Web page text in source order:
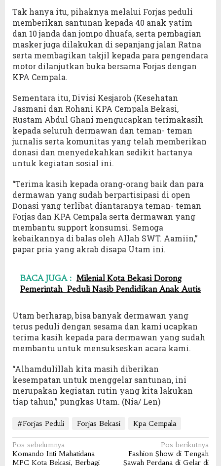
Tak hanya itu, pihaknya melalui Forjas peduli
memberikan santunan kepada 40 anak yatim
dan 10 janda dan jompo dhuafa, serta pembagian
masker juga dilakukan di sepanjang jalan Ratna
serta membagikan takjil kepada para pengendara
motor dilanjutkan buka bersama Forjas dengan
KPA Cempala.
Sementara itu, Divisi Kesjaroh (Kesehatan
Jasmani dan Rohani KPA Cempala Bekasi,
Rustam Abdul Ghani mengucapkan terimakasih
kepada seluruh dermawan dan teman- teman
jurnalis serta komunitas yang telah memberikan
donasi dan menyedekahkan sedikit hartanya
untuk kegiatan sosial ini.
“Terima kasih kepada orang-orang baik dan para
dermawan yang sudah berpartisipasi di open
Donasi yang terlibat diantaranya teman- teman
Forjas dan KPA Cempala serta dermawan yang
membantu support konsumsi. Semoga
kebaikannya di balas oleh Allah SWT. Aamiin,”
papar pria yang akrab disapa Utam ini.
BACA JUGA : Milenial Kota Bekasi Dorong
Pemerintah Peduli Nasib Pendidikan Anak Autis
Utam berharap, bisa banyak dermawan yang
terus peduli dengan sesama dan kami ucapkan
terima kasih kepada para dermawan yang sudah
membantu untuk mensukseskan acara kami.
“Alhamdulillah kita masih diberikan
kesempatan untuk menggelar santunan, ini
merupakan kegiatan rutin yang kita lakukan
tiap tahun,” pungkas Utam. (Nia/ Len)
#Forjas Peduli Forjas Bekasi Kpa Cempala
Navigasi
pos
Pos sebelumnya
Komando Inti Mahatidana
MPC Kota Bekasi, Berbagi
Pos berikutnya
Fashion Show di Tengah
Sawah Perdana di Gelar di